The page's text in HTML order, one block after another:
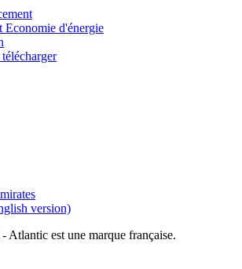
Economie d'énergie
version)
est une marque française.